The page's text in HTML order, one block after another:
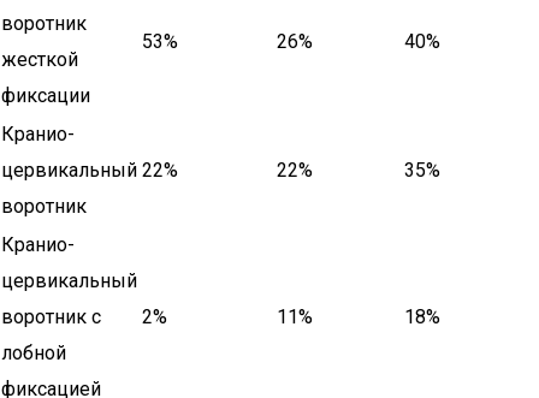
воротник
жесткой
фиксации
53% 26% 40%
Кранио-
цервикальный
воротник
22% 22% 35%
Кранио-
цервикальный
воротник с
лобной
фиксацией
2% 11% 18%